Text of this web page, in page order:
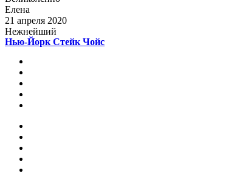
Елена
21 апреля 2020
Нежнейший
Нью-Йорк Стейк Чойс